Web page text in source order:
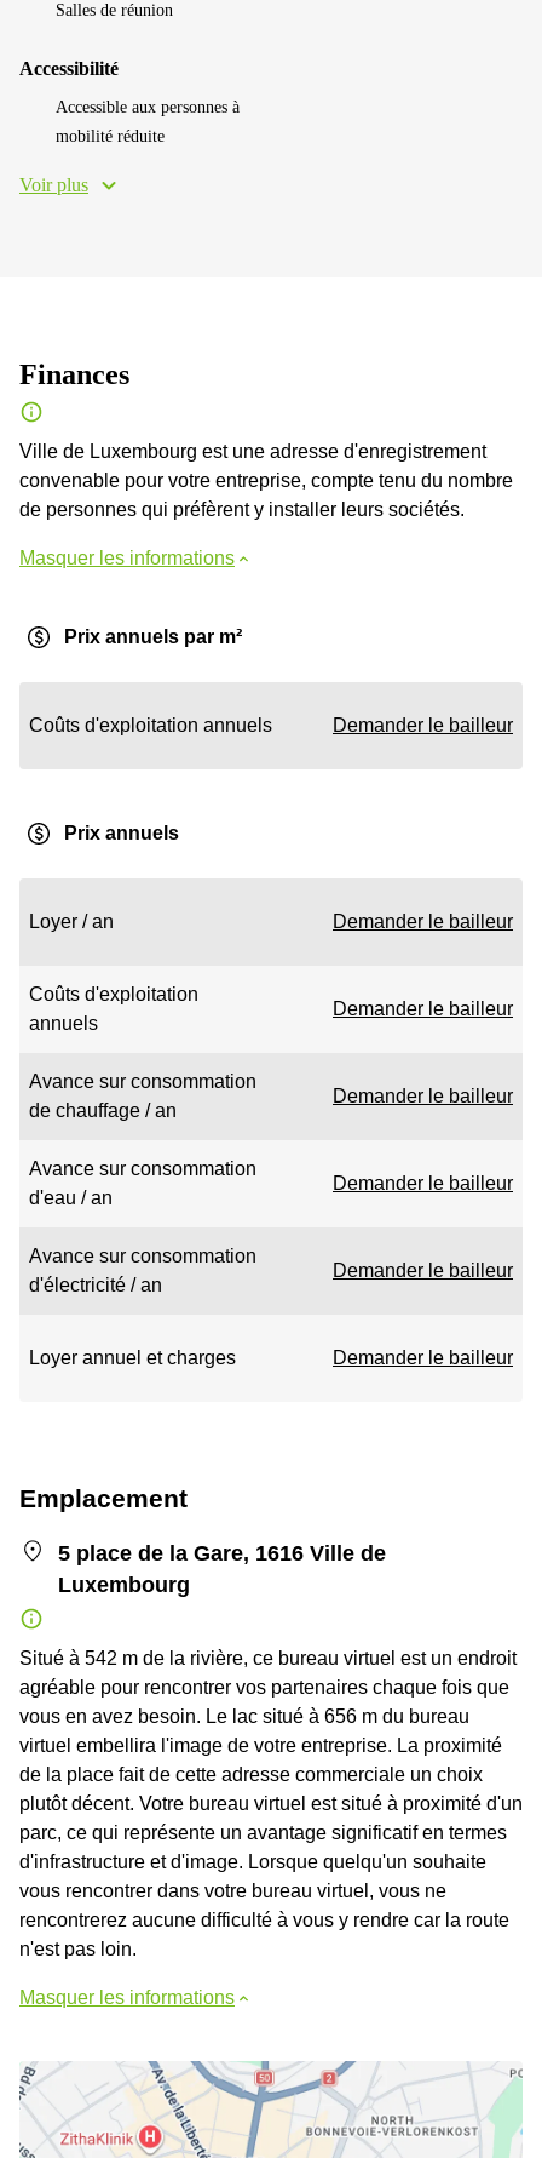
Salles de réunion
Accessibilité
Accessible aux personnes à
mobilité réduite
Voir plus
Finances
Ville de Luxembourg est une adresse d'enregistrement
convenable pour votre entreprise, compte tenu du nombre
de personnes qui préfèrent y installer leurs sociétés.
Masquer les informations
Prix annuels par m²
Coûts d'exploitation annuels Demander le bailleur
Prix annuels
Loyer / an Demander le bailleur
Coûts d'exploitation
annuels
Demander le bailleur
Avance sur consommation
de chauffage / an
Demander le bailleur
Avance sur consommation
d'eau / an
Demander le bailleur
Avance sur consommation
d'électricité / an
Demander le bailleur
Loyer annuel et charges Demander le bailleur
Emplacement
5 place de la Gare, 1616 Ville de
Luxembourg
Situé à 542 m de la rivière, ce bureau virtuel est un endroit
agréable pour rencontrer vos partenaires chaque fois que
vous en avez besoin. Le lac situé à 656 m du bureau
virtuel embellira l'image de votre entreprise. La proximité
de la place fait de cette adresse commerciale un choix
plutôt décent. Votre bureau virtuel est situé à proximité d'un
parc, ce qui représente un avantage significatif en termes
d'infrastructure et d'image. Lorsque quelqu'un souhaite
vous rencontrer dans votre bureau virtuel, vous ne
rencontrerez aucune difficulté à vous y rendre car la route
n'est pas loin.
Masquer les informations